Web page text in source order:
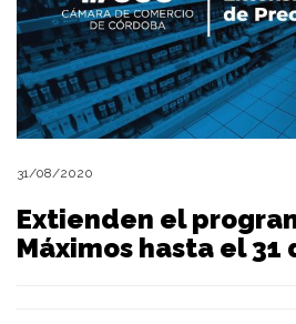
31/08/2020
Extienden el
Máximos hasta el